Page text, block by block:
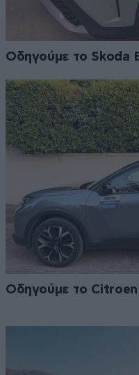
Οδηγούμε το Skoda
Οδηγούμε το